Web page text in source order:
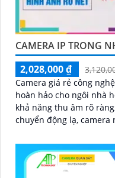
CAMERA IP TRONG
2,028,000 ₫
Camera giá rẻ công
hoàn hảo cho ngôi nhà
khả năng thu âm rõ
chuyển động lạ, camera